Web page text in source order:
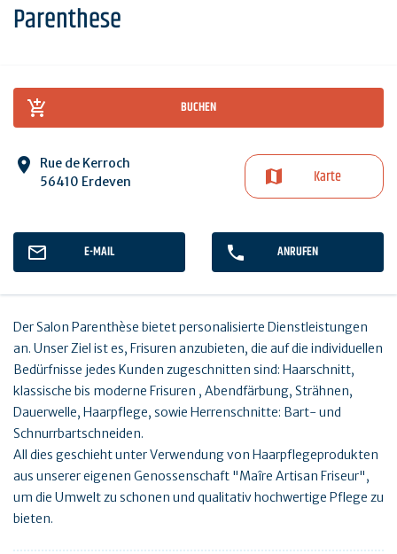
Parenthese
BUCHEN
Rue de Kerroch
56410 Erdeven
Karte
E-MAIL ANRUFEN
Der Salon Parenthèse bietet personalisierte Dienstleistungen
an. Unser Ziel ist es, Frisuren anzubieten, die auf die individuellen
Bedürfnisse jedes Kunden zugeschnitten sind: Haarschnitt,
klassische bis moderne Frisuren , Abendfärbung, Strähnen,
Dauerwelle, Haarpflege, sowie Herrenschnitte: Bart- und
Schnurrbartschneiden.
All dies geschieht unter Verwendung von Haarpflegeprodukten
aus unserer eigenen Genossenschaft "Maîre Artisan Friseur",
um die Umwelt zu schonen und qualitativ hochwertige Pflege zu
bieten.